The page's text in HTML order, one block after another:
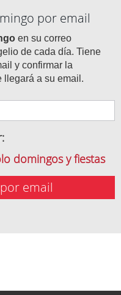
por email
en su correo
de cada día. Tiene
y confirmar la
llegará a su email.
domingos y fiestas
email